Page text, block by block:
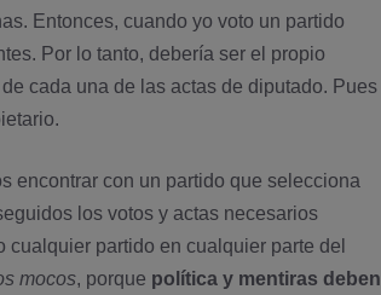
Entonces, cuando yo voto un partido
Por lo tanto, deberí­a ser el propio
cada una de las actas de diputado. Pues
encontrar con un partido que selecciona
los votos y actas necesarios
partido en cualquier parte del
mocos, porque polí­tica y mentiras deben